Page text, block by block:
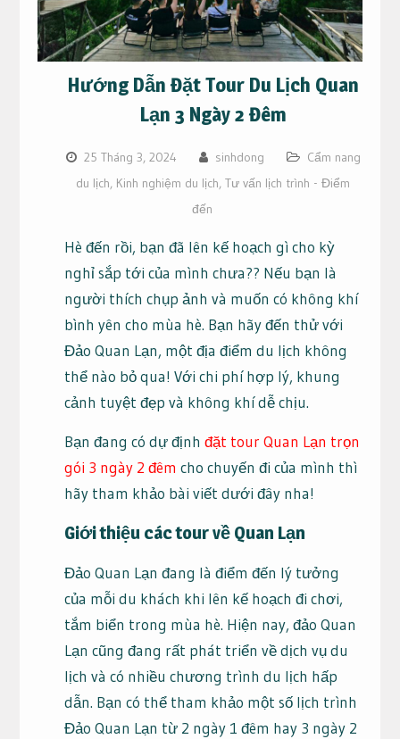
Hướng Dẫn Đặt Tour Du Lịch Quan
Lạn 3 Ngày 2 Đêm
25 Tháng 3, 2024 sinhdong
Cẩm nang
du lịch, Kinh nghiệm du lịch,Tư vấn lịch trình - Điểm
đến
Hè đến rồi, bạn đã lên kế hoạch gì cho kỳ
nghỉ sắp tới của mình chưa?? Nếu bạn là
người thích chụp ảnh và muốn có không khí
bình yên cho mùa hè. Bạn hãy đến thử với
Đảo Quan Lạn, một địa điểm du lịch không
thể nào bỏ qua! Với chi phí hợp lý, khung
cảnh tuyệt đẹp và không khí dễ chịu.
Bạn đang có dự định đặt tour Quan Lạn trọn
gói 3 ngày 2 đêm cho chuyến đi của mình thì
hãy tham khảo bài viết dưới đây nha!
Giới thiệu các tour về Quan Lạn
Đảo Quan Lạn đang là điểm đến lý tưởng
của mỗi du khách khi lên kế hoạch đi chơi,
tắm biển trong mùa hè. Hiện nay, đảo Quan
Lạn cũng đang rất phát triển về dịch vụ du
lịch và có nhiều chương trình du lịch hấp
dẫn. Bạn có thể tham khảo một số lịch trình
Đảo Quan Lạn từ 2 ngày 1 đêm hay 3 ngày 2